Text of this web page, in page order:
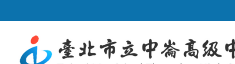
至